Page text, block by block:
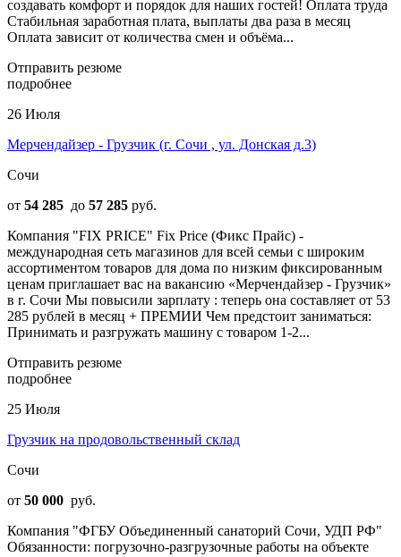
создавать комфорт и порядок для наших гостей! Оплата труда
Стабильная заработная плата, выплаты два раза в месяц
Оплата зависит от количества смен и объёма...
Отправить резюме
подробнее
26 Июля
Мерчендайзер - Грузчик (г. Сочи , ул. Донская д.3)
Сочи
от 54 285 до 57 285 руб.
Компания "FIX PRICE" Fix Price (Фикс Прайс) -
международная сеть магазинов для всей семьи с широким
ассортиментом товаров для дома по низким фиксированным
ценам приглашает вас на вакансию «Мерчендайзер - Грузчик»
в г. Сочи Мы повысили зарплату : теперь она составляет от 53
285 рублей в месяц + ПРЕМИИ Чем предстоит заниматься:
Принимать и разгружать машину с товаром 1-2...
Отправить резюме
подробнее
25 Июля
Грузчик на продовольственный склад
Сочи
от 50 000 руб.
Компания "ФГБУ Объединенный санаторий Сочи, УДП РФ"
Обязанности: погрузочно-разгрузочные работы на объекте